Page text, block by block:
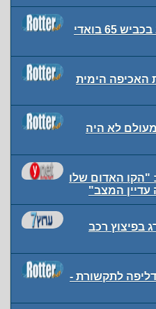
גבר בן 51 נרצח בפיצוץ רכב בכביש 65 בואדי
הימית
לא היה
האדום שלו
בפיצוץ רכב
לתקשורת -